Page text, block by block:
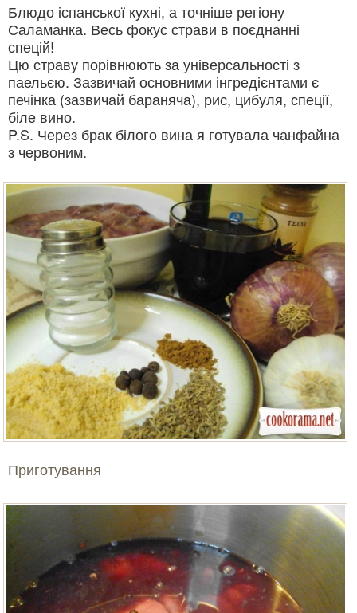
Блюдо іспанської кухні, а точніше регіону
Саламанка. Весь фокус страви в поєднанні
спецій!
Цю страву порівнюють за універсальності з
паельєю. Зазвичай основними інгредієнтами є
печінка (зазвичай бараняча), рис, цибуля, спеції,
біле вино.
P.S. Через брак білого вина я готувала чанфайна
з червоним.
Приготування